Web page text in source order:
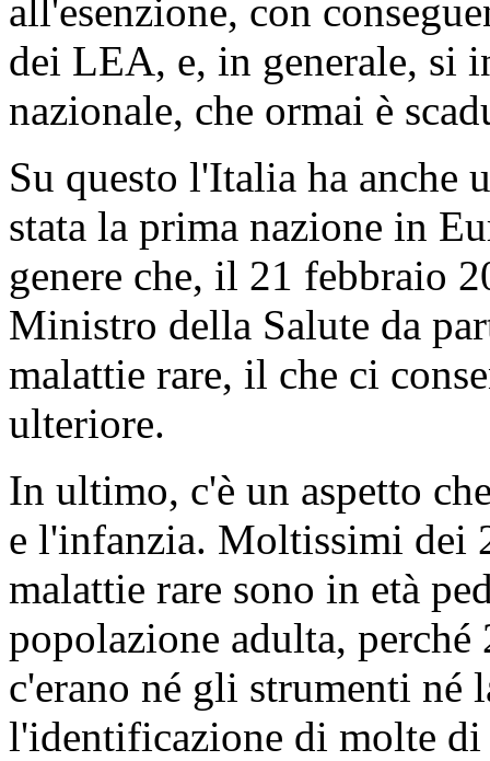
all'esenzione, con
dei LEA, e, in generale, si
nazionale, che ormai è
Su questo l'Italia ha anche
stata la prima nazione in
genere che, il 21 febbraio
Ministro della Salute da
malattie rare, il che ci
ulteriore.
In ultimo, c'è un aspetto
e l'infanzia. Moltissimi dei
malattie rare sono in età
popolazione adulta,
c'erano né gli strumenti
l'identificazione di molte di